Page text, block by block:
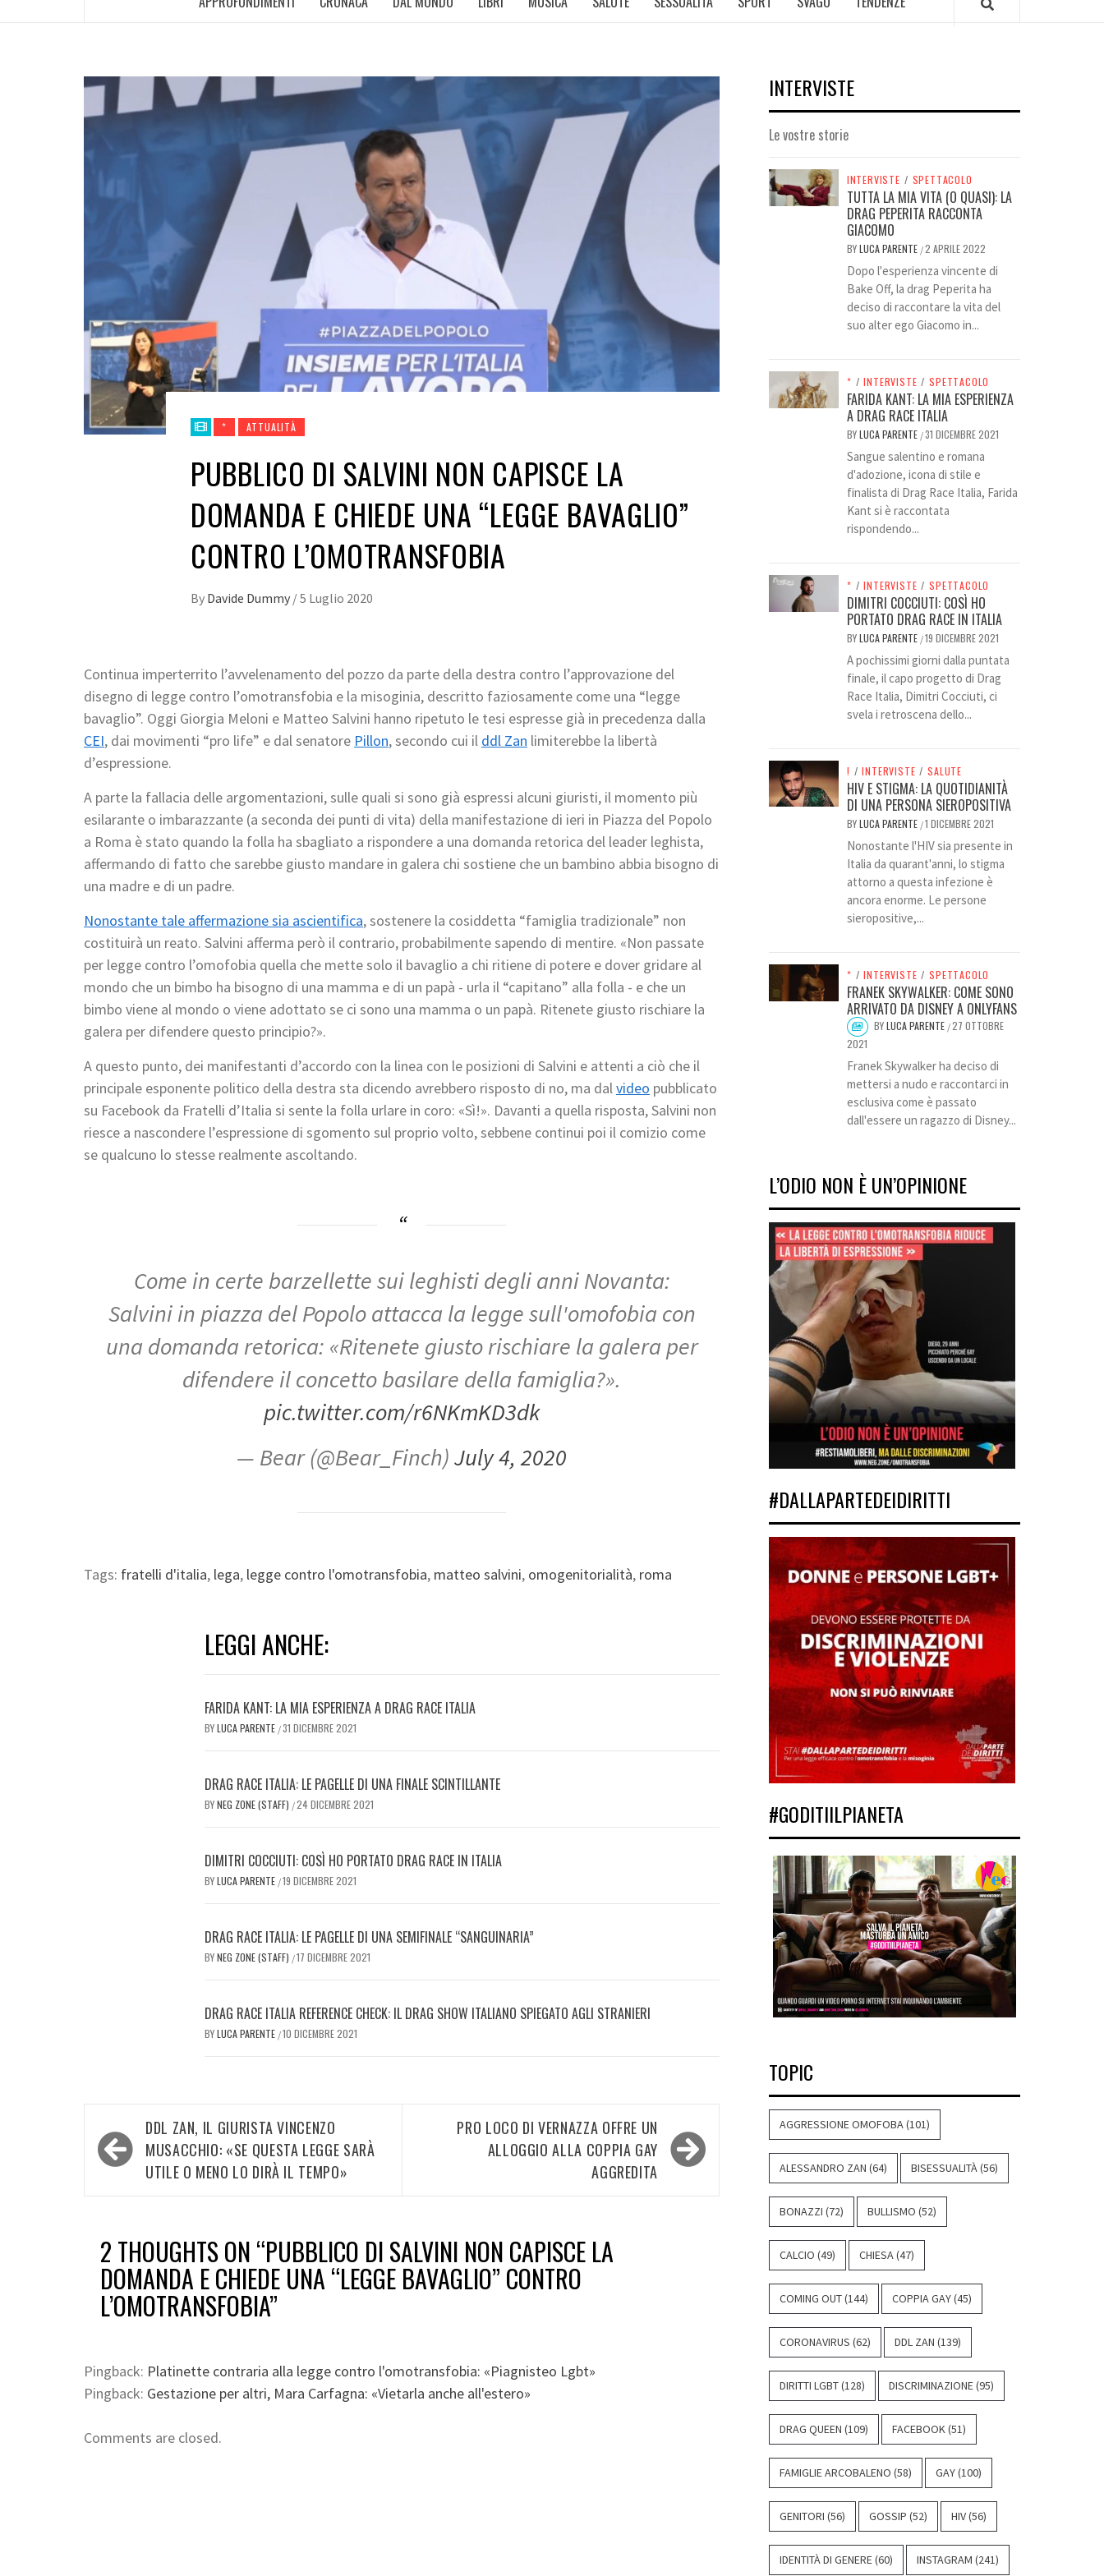
* ATTUALITÀ
PUBBLICO DI SALVINI NON CAPISCE LA
DOMANDA E CHIEDE UNA “LEGGE BAVAGLIO”
CONTRO L’OMOTRANSFOBIA
By Davide Dummy /5 Luglio 2020
Continua imperterrito l’avvelenamento del pozzo da parte della destra contro l’approvazione del
disegno di legge contro l’omotransfobia e la misoginia, descritto faziosamente come una “legge
bavaglio”. Oggi Giorgia Meloni e Matteo Salvini hanno ripetuto le tesi espresse già in precedenza dalla
CEI, dai movimenti “pro life” e dal senatore Pillon, secondo cui il ddl Zan limiterebbe la libertà
d’espressione.
A parte la fallacia delle argomentazioni, sulle quali si sono già espressi alcuni giuristi, il momento più
esilarante o imbarazzante (a seconda dei punti di vita) della manifestazione di ieri in Piazza del Popolo
a Roma è stato quando la folla ha sbagliato a rispondere a una domanda retorica del leader leghista,
affermando di fatto che sarebbe giusto mandare in galera chi sostiene che un bambino abbia bisogno di
una madre e di un padre.
Nonostante tale affermazione sia ascientifica, sostenere la cosiddetta “famiglia tradizionale” non
costituirà un reato. Salvini afferma però il contrario, probabilmente sapendo di mentire. «Non passate
per legge contro l’omofobia quella che mette solo il bavaglio a chi ritiene di potere e dover gridare al
mondo che un bimbo ha bisogno di una mamma e di un papà - urla il “capitano” alla folla - e che un
bimbo viene al mondo o viene adottato se ci sono una mamma o un papà. Ritenete giusto rischiare la
galera per difendere questo principio?».
A questo punto, dei manifestanti d’accordo con la linea con le posizioni di Salvini e attenti a ciò che il
principale esponente politico della destra sta dicendo avrebbero risposto di no, ma dalvideo pubblicato
su Facebook da Fratelli d’Italia si sente la folla urlare in coro: «Sì!». Davanti a quella risposta, Salvini non
riesce a nascondere l’espressione di sgomento sul proprio volto, sebbene continui poi il comizio come
se qualcuno lo stesse realmente ascoltando.
Come in certe barzellette sui leghisti degli anni Novanta:
Salvini in piazza del Popolo attacca la legge sull'omofobia con
una domanda retorica: «Ritenete giusto rischiare la galera per
difendere il concetto basilare della famiglia?».
pic.twitter.com/r6NKmKD3dk
— Bear (@Bear_Finch)July 4, 2020
Tags: fratelli d'italia, lega, legge contro l'omotransfobia, matteo salvini, omogenitorialità, roma
LEGGI ANCHE:
FARIDA KANT: LA MIA ESPERIENZA A DRAG RACE ITALIA
BYLUCA PARENTE /31 DICEMBRE 2021
DRAG RACE ITALIA: LE PAGELLE DI UNA FINALE SCINTILLANTE
BYNEG ZONE (STAFF) /24 DICEMBRE 2021
DIMITRI COCCIUTI: COSÌ HO PORTATO DRAG RACE IN ITALIA
BYLUCA PARENTE /19 DICEMBRE 2021
DRAG RACE ITALIA: LE PAGELLE DI UNA SEMIFINALE “SANGUINARIA”
BYNEG ZONE (STAFF) /17 DICEMBRE 2021
DRAG RACE ITALIA REFERENCE CHECK: IL DRAG SHOW ITALIANO SPIEGATO AGLI STRANIERI
BYLUCA PARENTE /10 DICEMBRE 2021
Navigazione
articoli
DDL ZAN, IL GIURISTA VINCENZO
MUSACCHIO: «SE QUESTA LEGGE SARÀ
UTILE O MENO LO DIRÀ IL TEMPO»
PRO LOCO DI VERNAZZA OFFRE UN
ALLOGGIO ALLA COPPIA GAY
AGGREDITA
2 THOUGHTS ON “PUBBLICO DI SALVINI NON CAPISCE LA
DOMANDA E CHIEDE UNA “LEGGE BAVAGLIO” CONTRO
L’OMOTRANSFOBIA”
Pingback: Platinette contraria alla legge contro l'omotransfobia: «Piagnisteo Lgbt»
Pingback: Gestazione per altri, Mara Carfagna: «Vietarla anche all'estero»
Comments are closed.
INTERVISTE
Le vostre storie
INTERVISTE / SPETTACOLO
TUTTA LA MIA VITA (O QUASI): LA
DRAG PEPERITA RACCONTA
GIACOMO
BYLUCA PARENTE /2 APRILE 2022
Dopo l'esperienza vincente di
Bake Off, la drag Peperita ha
deciso di raccontare la vita del
suo alter ego Giacomo in...
* / INTERVISTE / SPETTACOLO
FARIDA KANT: LA MIA ESPERIENZA
A DRAG RACE ITALIA
BYLUCA PARENTE /31 DICEMBRE 2021
Sangue salentino e romana
d'adozione, icona di stile e
finalista di Drag Race Italia, Farida
Kant si è raccontata
rispondendo...
* / INTERVISTE / SPETTACOLO
DIMITRI COCCIUTI: COSÌ HO
PORTATO DRAG RACE IN ITALIA
BYLUCA PARENTE /19 DICEMBRE 2021
A pochissimi giorni dalla puntata
finale, il capo progetto di Drag
Race Italia, Dimitri Cocciuti, ci
svela i retroscena dello...
! / INTERVISTE / SALUTE
HIV E STIGMA: LA QUOTIDIANITÀ
DI UNA PERSONA SIEROPOSITIVA
BYLUCA PARENTE /1 DICEMBRE 2021
Nonostante l'HIV sia presente in
Italia da quarant'anni, lo stigma
attorno a questa infezione è
ancora enorme. Le persone
sieropositive,...
* / INTERVISTE / SPETTACOLO
FRANEK SKYWALKER: COME SONO
ARRIVATO DA DISNEY A ONLYFANS
BYLUCA PARENTE /27 OTTOBRE
2021
Franek Skywalker ha deciso di
mettersi a nudo e raccontarci in
esclusiva come è passato
dall'essere un ragazzo di Disney...
L’ODIO NON È UN’OPINIONE
#DALLAPARTEDEIDIRITTI
#GODITIILPIANETA
TOPIC
AGGRESSIONE OMOFOBA (101)
ALESSANDRO ZAN (64) BISESSUALITÀ (56)
BONAZZI (72) BULLISMO (52)
CALCIO (49) CHIESA (47)
COMING OUT(144) COPPIA GAY(45)
CORONAVIRUS (62) DDL ZAN (139)
DIRITTI LGBT(128) DISCRIMINAZIONE (95)
DRAG QUEEN (109) FACEBOOK (51)
FAMIGLIE ARCOBALENO (58) GAY(100)
GENITORI (56) GOSSIP (52) HIV(56)
IDENTITÀ DI GENERE (60) INSTAGRAM (241)